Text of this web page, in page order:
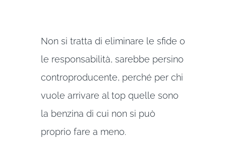
Non si tratta di eliminare le sfide o
le responsabilità, sarebbe persino
controproducente, perché per chi
vuole arrivare al top quelle sono
la benzina di cui non si può
proprio fare a meno.